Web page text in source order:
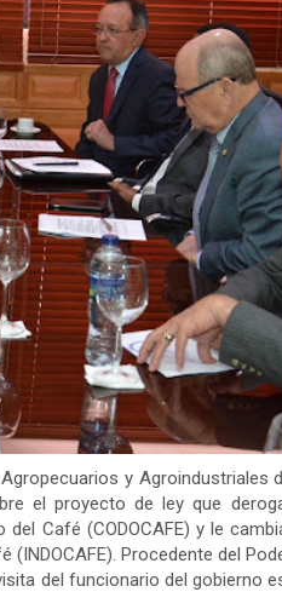
y Agroindustriales
el proyecto de ley que
Café (CODOCAFE) y le
Procedente del
del funcionario del gobierno